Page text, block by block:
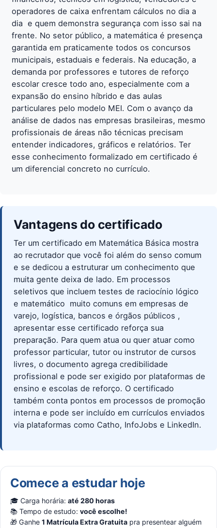
operadores de caixa enfrentam cálculos no dia a
dia  e quem demonstra segurança com isso sai na
frente. No setor público, a matemática é presença
garantida em praticamente todos os concursos
municipais, estaduais e federais. Na educação, a
demanda por professores e tutores de reforço
escolar cresce todo ano, especialmente com a
expansão do ensino híbrido e das aulas
particulares pelo modelo MEI. Com o avanço da
análise de dados nas empresas brasileiras, mesmo
profissionais de áreas não técnicas precisam
entender indicadores, gráficos e relatórios. Ter
esse conhecimento formalizado em certificado é
um diferencial concreto no currículo.
Vantagens do certificado
Ter um certificado em Matemática Básica mostra
ao recrutador que você foi além do senso comum
e se dedicou a estruturar um conhecimento que
muita gente deixa de lado. Em processos
seletivos que incluem testes de raciocínio lógico
e matemático  muito comuns em empresas de
varejo, logística, bancos e órgãos públicos ,
apresentar esse certificado reforça sua
preparação. Para quem atua ou quer atuar como
professor particular, tutor ou instrutor de cursos
livres, o documento agrega credibilidade
profissional e pode ser exigido por plataformas de
ensino e escolas de reforço. O certificado
também conta pontos em processos de promoção
interna e pode ser incluído em currículos enviados
via plataformas como Catho, InfoJobs e LinkedIn.
Comece a estudar hoje
🎓 Carga horária: até 280 horas
📚 Tempo de estudo: você escolhe!
🎁 Ganhe 1 Matrícula Extra Gratuita pra presentear alguém